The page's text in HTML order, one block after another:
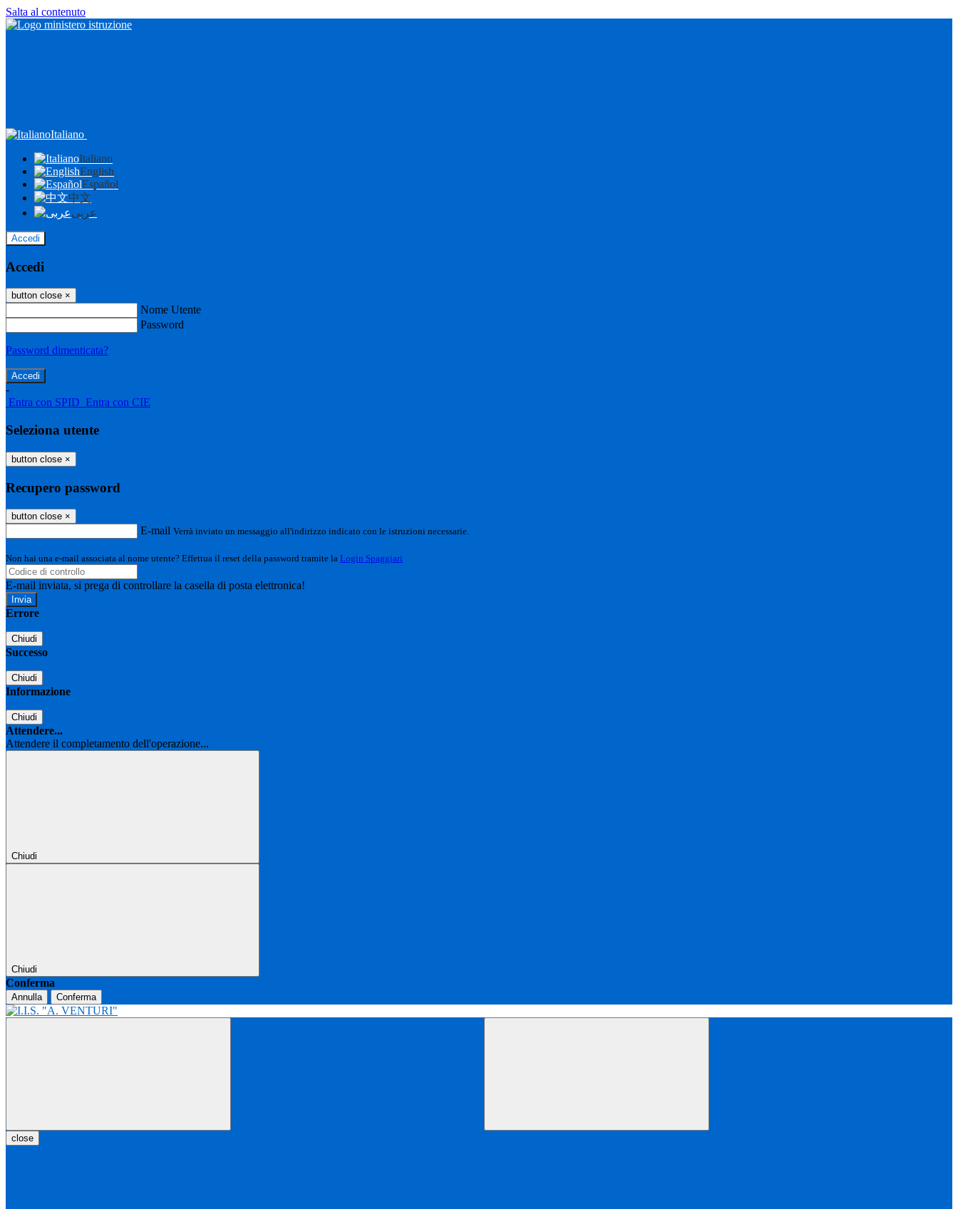
Salta al contenuto
Italiano
Italiano
English
Español
中文
عربى
Accedi
Accedi
button close ×
Nome Utente
Password
Password dimenticata?
-
Entra con SPID Entra con CIE
Seleziona utente
button close ×
Recupero password
button close ×
E-mail Verrà inviato un messaggio all'indirizzo indicato con le istruzioni necessarie.
Non hai una e-mail associata al nome utente? Effettua il reset della password tramite la Login Spaggiari
E-mail inviata, si prega di controllare la casella di posta elettronica!
Errore
Chiudi
Successo
Chiudi
Informazione
Chiudi
Attendere...
Attendere il completamento dell'operazione...
Chiudi
Chiudi
Conferma
Annulla Conferma
close